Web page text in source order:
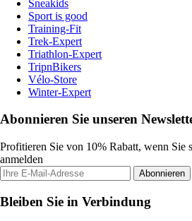
Sneakids
Sport is good
Training-Fit
Trek-Expert
Triathlon-Expert
TripnBikers
Vélo-Store
Winter-Expert
Abonnieren Sie unseren
Profitieren Sie von 10% Rabatt, wenn Sie
anmelden
Abonnieren
Bleiben Sie in Verbindung